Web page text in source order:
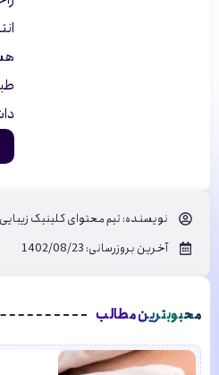
نویسنده:تیم محتوای کلینیک زیبایی
آخرین بروزرسانی: 1402/08/23
محبوبترین مطالب